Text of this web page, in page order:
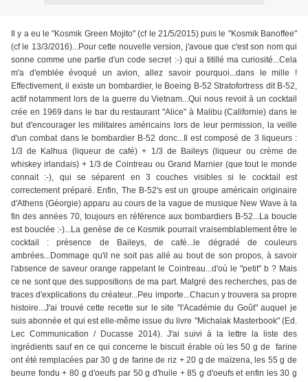
Il y a eu le "Kosmik Green Mojito" (cf le 21/5/2015) puis le "Kosmik Banoffee"
(cf le 13/3/2016)...Pour cette nouvelle version, j'avoue que c'est son nom qui
sonne comme une partie d'un code secret :-) qui a titillé ma curiosité...Cela
m'a d'emblée évoqué un avion, allez savoir pourquoi...dans le mille !
Effectivement, il existe un bombardier, le Boeing B-52 Stratofortress dit B-52,
actif notamment lors de la guerre du Vietnam...Qui nous revoit à un cocktail
crée en 1969 dans le bar du restaurant "Alice" à Malibu (Californie) dans le
but d'encourager les militaires américains lors de leur permission, la veille
d'un combat dans le bombardier B-52 donc...Il est composé de 3 liqueurs :
1/3 de Kalhua (liqueur de café) + 1/3 de Baileys (liqueur ou crème de
whiskey irlandais) + 1/3 de Cointreau ou Grand Marnier (que tout le monde
connait :-), qui se séparent en 3 couches visibles si le cocktail est
correctement préparé. Enfin, The B-52's est un groupe américain originaire
d'Athens (Géorgie) apparu au cours de la vague de musique New Wave à la
fin des années 70, toujours en référence aux bombardiers B-52...La boucle
est bouclée :-)...La genèse de ce Kosmik pourrait vraisemblablement être le
cocktail : présence de Baileys, de café...le dégradé de couleurs
ambrées...Dommage qu'il ne soit pas allé au bout de son propos, à savoir
l'absence de saveur orange rappelant le Cointreau...d'où le "petit" b ? Mais
ce ne sont que des suppositions de ma part. Malgré des recherches, pas de
traces d'explications du créateur...Peu importe...Chacun y trouvera sa propre
histoire...J'ai trouvé cette recette sur le site "l'Académie du Goût" auquel je
suis abonnée et qui est elle-même issue du livre "Michalak Masterbook" (Ed.
Lec Communication / Ducasse 2014). J'ai suivi à la lettre la liste des
ingrédients sauf en ce qui concerne le biscuit érable où les 50 g de farine
ont été remplacées par 30 g de farine de riz + 20 g de maïzena, les 55 g de
beurre fondu + 80 g d'oeufs par 50 g d'huile + 85 g d'oeufs et enfin les 30 g